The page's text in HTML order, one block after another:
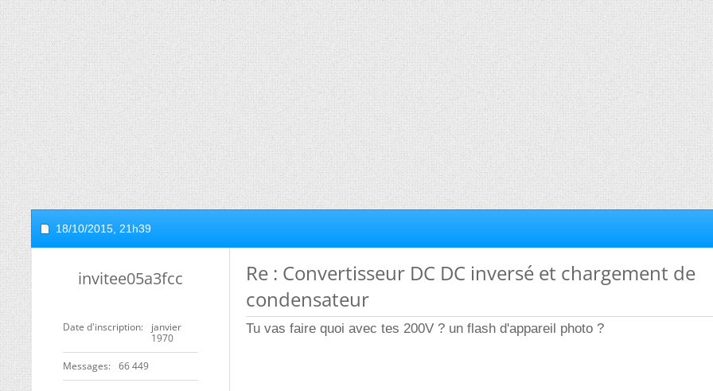
18/10/2015, 21h39
invitee05a3fcc
Date d'inscription
janvier
1970
Messages 66 449
Re : Convertisseur DC DC inversé et chargement de
condensateur
Tu vas faire quoi avec tes 200V ? un flash d'appareil photo ?